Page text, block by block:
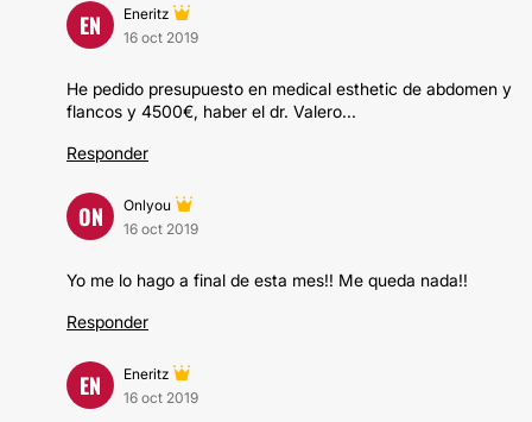
EN
Eneritz
16 oct 2019
He pedido presupuesto en medical esthetic de abdomen y
flancos y 4500€, haber el dr. Valero...
Responder
ON
Onlyou
16 oct 2019
Yo me lo hago a final de esta mes!! Me queda nada!!
Responder
EN
Eneritz
16 oct 2019